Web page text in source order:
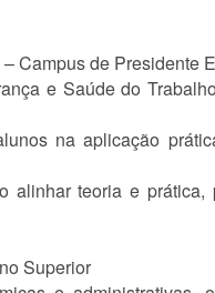
Campus de Presidente
e Saúde do
na aplicação
teoria e
Superior